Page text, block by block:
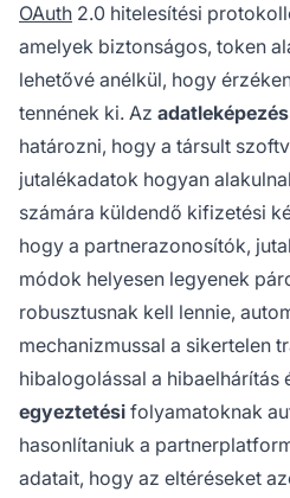
OAuth 2.0 hitelesítési
amelyek biztonságos, token
lehetővé anélkül, hogy
tennének ki. Az adatleképezés
határozni, hogy a társult
jutalékadatok hogyan
számára küldendő kifizetési
hogy a partnerazonosítók,
módok helyesen legyenek
robusztusnak kell lennie,
mechanizmussal a sikertelen
hibalogolással a hibaelhárítás
egyeztetési folyamatoknak
hasonlítaniuk a
adatait, hogy az eltéréseket